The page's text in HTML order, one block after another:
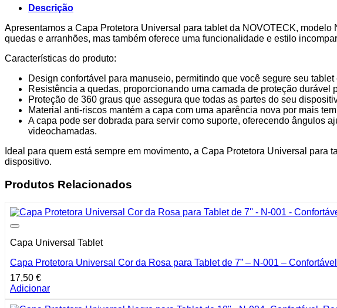
Universal
para
Tablet
7''
001
Confortável,
Resistente
e
com
Ajustável
Descrição
Apresentamos a Capa Protetora Universal para tablet da NOVOTECK,
quedas e arranhões, mas também oferece uma funcionalidade e estilo
Características do produto:
Design confortável para manuseio, permitindo que você segure seu
Resistência a quedas, proporcionando uma camada de proteção durável
Proteção de 360 graus que assegura que todas as partes do seu
Material anti-riscos mantém a capa com uma aparência nova por mais
A capa pode ser dobrada para servir como suporte, oferecendo ângulos
videochamadas.
Ideal para quem está sempre em movimento, a Capa Protetora Universal
dispositivo.
Produtos Relacionados
Capa Universal Tablet
Capa Protetora Universal Cor da Rosa para Tablet de 7” – N-001 –
17,50 €
Adicionar